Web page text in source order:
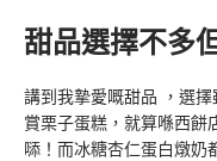
甜品選擇不多
講到我摯愛嘅甜品 ，選
賞栗子蛋糕，就算喺西餅
𠻹！而冰糖杏仁蛋白燉奶